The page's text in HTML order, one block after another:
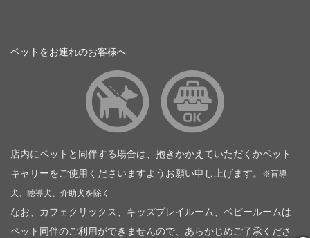
ペットをお連れのお客様へ
店内にペットと同伴する場合は、抱きかかえていただくかペット
キャリーをご使用くださいますようお願い申し上げます。
※盲導
犬、聴導犬、介助犬を除く
なお、カフェクリックス、キッズプレイルーム、ベビールームは
ペット同伴のご利用ができませんので、あらかじめご了承くださ